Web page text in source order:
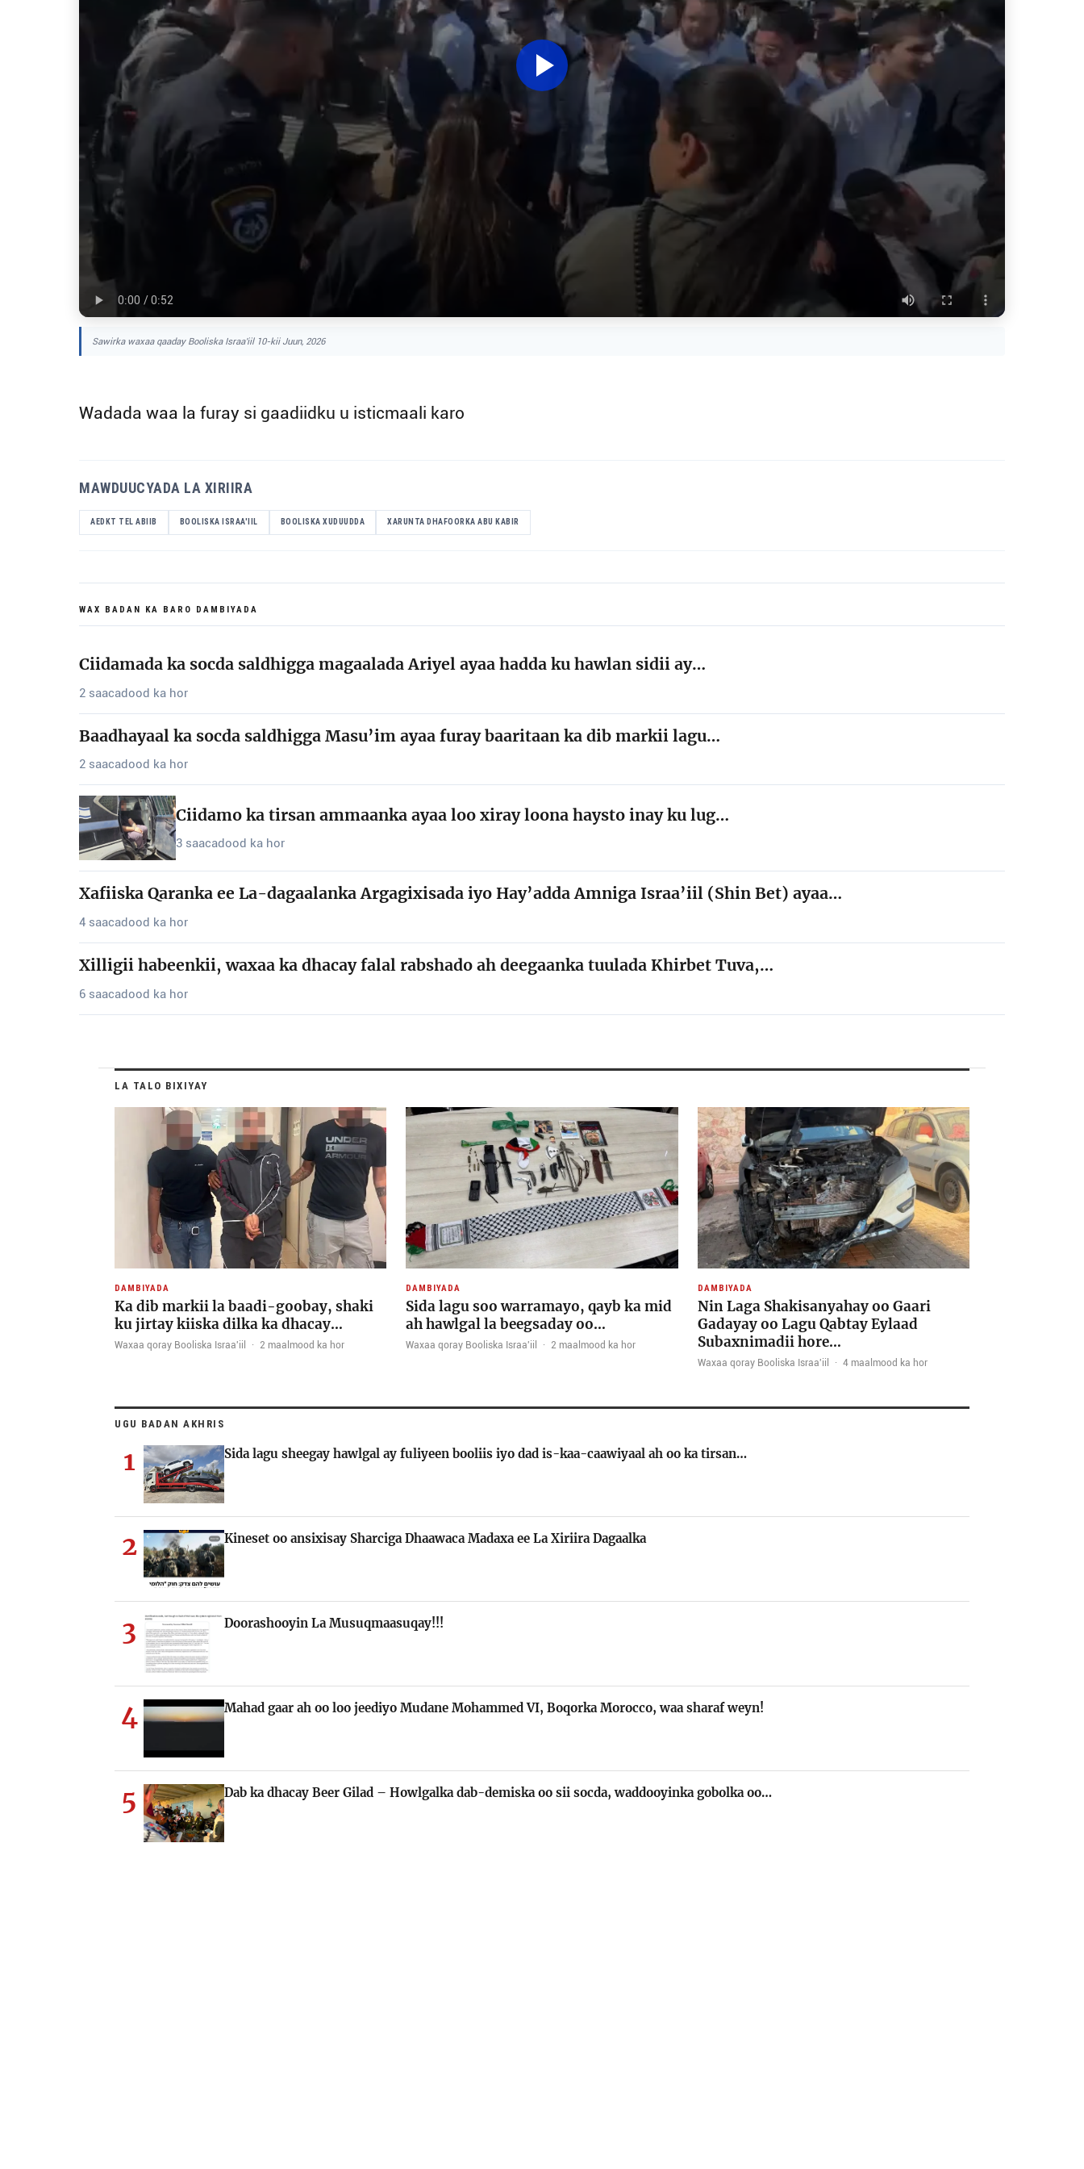
Sawirka waxaa qaaday Booliska Israa'iil 10-kii Juun, 2026
Wadada waa la furay si gaadiidku u isticmaali karo
MAWDUUCYADA LA XIRIIRA
AEDKT TEL ABIIB BOOLISKA ISRAA'IIL BOOLISKA XUDUUDDA XARUNTA DHAFOORKA ABU KABIR
WAX BADAN KA BARO DAMBIYADA
Ciidamada ka socda saldhigga magaalada Ariyel ayaa hadda ku hawlan sidii ay…
2 saacadood ka hor
Baadhayaal ka socda saldhigga Masu’im ayaa furay baaritaan ka dib markii lagu…
2 saacadood ka hor
Ciidamo ka tirsan ammaanka ayaa loo xiray loona haysto inay ku lug…
3 saacadood ka hor
Xafiiska Qaranka ee La-dagaalanka Argagixisada iyo Hay’adda Amniga Israa’iil (Shin Bet) ayaa…
4 saacadood ka hor
Xilligii habeenkii, waxaa ka dhacay falal rabshado ah deegaanka tuulada Khirbet Tuva,…
6 saacadood ka hor
LA TALO BIXIYAY
DAMBIYADA
Ka dib markii la baadi-goobay, shaki
ku jirtay kiiska dilka ka dhacay…
Waxaa qoray Booliska Israa'iil · 2 maalmood ka hor
DAMBIYADA
Sida lagu soo warramayo, qayb ka mid
ah hawlgal la beegsaday oo…
Waxaa qoray Booliska Israa'iil · 2 maalmood ka hor
DAMBIYADA
Nin Laga Shakisanyahay oo Gaari
Gadayay oo Lagu Qabtay Eylaad
Subaxnimadii hore…
Waxaa qoray Booliska Israa'iil · 4 maalmood ka hor
UGU BADAN AKHRIS
1 Sida lagu sheegay hawlgal ay fuliyeen booliis iyo dad is-kaa-caawiyaal ah oo ka tirsan…
2 Kineset oo ansixisay Sharciga Dhaawaca Madaxa ee La Xiriira Dagaalka
3 Doorashooyin La Musuqmaasuqay!!!
4 Mahad gaar ah oo loo jeediyo Mudane Mohammed VI, Boqorka Morocco, waa sharaf weyn!
5 Dab ka dhacay Beer Gilad – Howlgalka dab-demiska oo sii socda, waddooyinka gobolka oo…